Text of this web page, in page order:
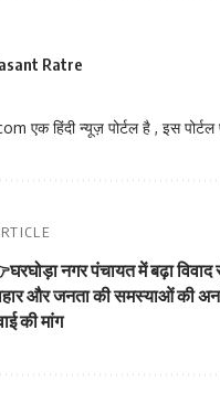
Ratre
एक हिंदी न्यूज़ पोर्टल है , इस पोर्टल
नगर पंचायत में बढ़ा
और जनता की समस्याओं की
की मांग